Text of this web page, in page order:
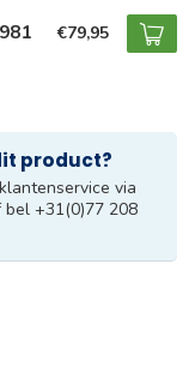
€79,95
product?
via
bel +31(0)77 208